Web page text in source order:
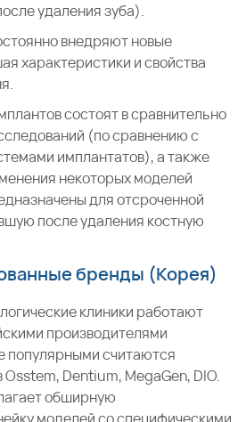
удаления зуба).
внедряют новые
характеристики и свойства
состоят в сравнительно
(по сравнению с
имплантатов), а также
некоторых моделей
для отсроченной
после удаления костную
бренды (Корея)
клиники работают
производителями
популярными считаются
Dentium, MegaGen, DIO.
обширную